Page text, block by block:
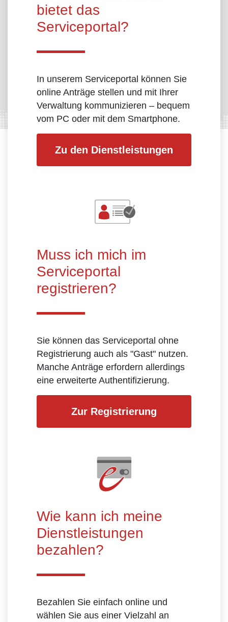
bietet das
Serviceportal?
In unserem Serviceportal können Sie
online Anträge stellen und mit Ihrer
Verwaltung kommunizieren – bequem
vom PC oder mit dem Smartphone.
Zu den Dienstleistungen
Muss ich mich im
Serviceportal
registrieren?
Sie können das Serviceportal ohne
Registrierung auch als "Gast" nutzen.
Manche Anträge erfordern allerdings
eine erweiterte Authentifizierung.
Zur Registrierung
Wie kann ich meine
Dienstleistungen
bezahlen?
Bezahlen Sie einfach online und
wählen Sie aus einer Vielzahl an